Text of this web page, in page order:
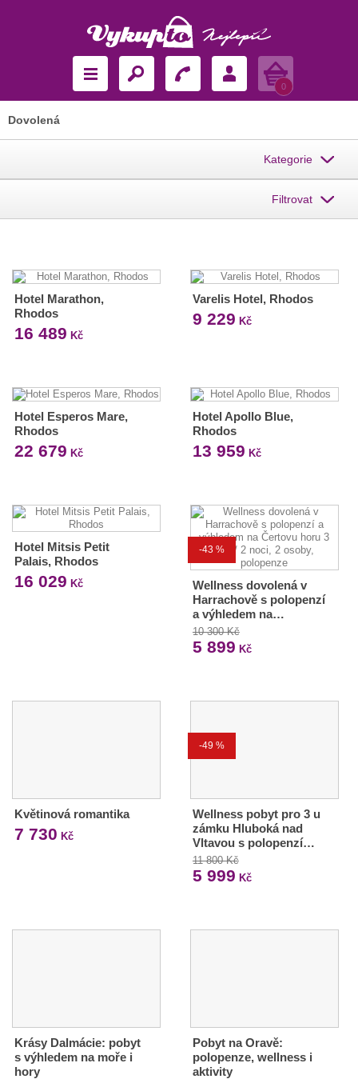
Košík
0
Dovolená
Kategorie
Filtrovat
Hotel Marathon,
Rhodos
16 489 Kč
Varelis Hotel, Rhodos
9 229 Kč
Hotel Esperos Mare,
Rhodos
22 679 Kč
Hotel Apollo Blue,
Rhodos
13 959 Kč
Hotel Mitsis Petit
Palais, Rhodos
16 029 Kč
-43 %
Wellness dovolená v
Harrachově s polopenzí
a výhledem na…
10 300 Kč
5 899 Kč
Květinová romantika
7 730 Kč
-49 %
Wellness pobyt pro 3 u
zámku Hluboká nad
Vltavou s polopenzí…
11 800 Kč
5 999 Kč
Krásy Dalmácie: pobyt
s výhledem na moře i
hory
Pobyt na Oravě:
polopenze, wellness i
aktivity